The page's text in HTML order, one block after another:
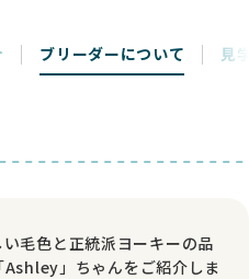
ブリーダーについて 見
毛色と正統派ヨーキーの品
」ちゃんをご紹介しま